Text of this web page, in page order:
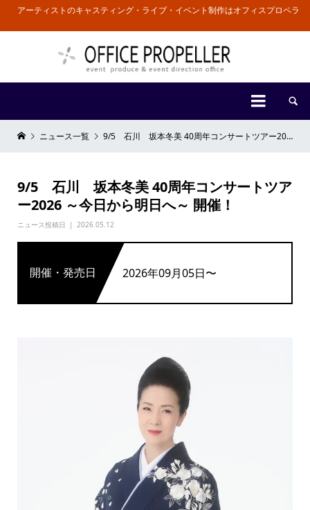
アーティストのキャスティング・ライブ・イベント制作はオフィスプロペラ
 
ニュース一覧 9/5 石川 坂本冬美 40周年コンサートツアー2026 ～今日から明日へ～ 開催！
9/5 石川 坂本冬美 40周年コンサートツア
ー2026 ～今日から明日へ～ 開催！
ニュース投稿日 2026.05.12
開催・発売日 2026年09月05日〜